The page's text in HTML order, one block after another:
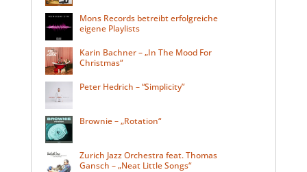
Mons Records betreibt erfolgreiche
eigene Playlists
Karin Bachner – „In The Mood For
Christmas“
Peter Hedrich – “Simplicity”
Brownie – „Rotation“
Zurich Jazz Orchestra feat. Thomas
Gansch – „Neat Little Songs“